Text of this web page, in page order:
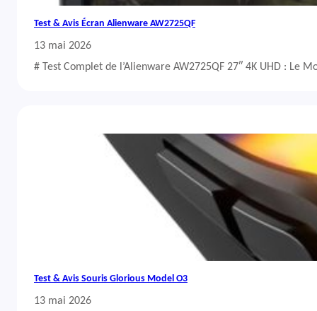
Test & Avis Écran Alienware AW2725QF
13 mai 2026
# Test Complet de l’Alienware AW2725QF 27″ 4K UHD : Le
Test & Avis Souris Glorious Model O3
13 mai 2026